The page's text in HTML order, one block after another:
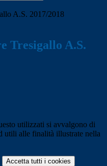
A.S. 2017/2018
Tresigallo A.S.
utilizzati si avvalgono di
utili alle finalità illustrate nella
Accetta tutti i cookies